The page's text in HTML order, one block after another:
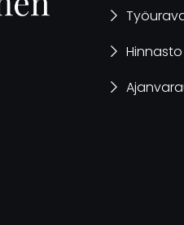
Hinnasto